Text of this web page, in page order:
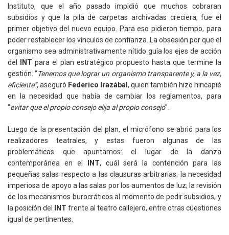
Instituto, que el año pasado impidió que muchos cobraran
subsidios y que la pila de carpetas archivadas creciera, fue el
primer objetivo del nuevo equipo. Para eso pidieron tiempo, para
poder restablecer los vínculos de confianza. La obsesión por que el
organismo sea administrativamente nítido guía los ejes de acción
del
INT para el plan estratégico propuesto hasta que termine la
gestión. “Tenemos que lograr un organismo transparente y, a la vez,
eficiente”, aseguró Federico Irazábal , quien también hizo hincapié
en la necesidad que había de cambiar los reglamentos, para
“evitar que el propio consejo elija al propio consejo”.
Luego de la presentación del plan, el micrófono se abrió para los
realizadores teatrales, y estas fueron algunas de las
problemáticas que apuntamos: el lugar de la danza
contemporánea en el
INT, cuál será la contención para las
pequeñas salas respecto a las clausuras arbitrarias; la necesidad
imperiosa de apoyo a las salas por los aumentos de luz; la revisión
de los mecanismos burocráticos al momento de pedir subsidios, y
la posición del
INT frente al teatro callejero, entre otras cuestiones
igual de pertinentes.